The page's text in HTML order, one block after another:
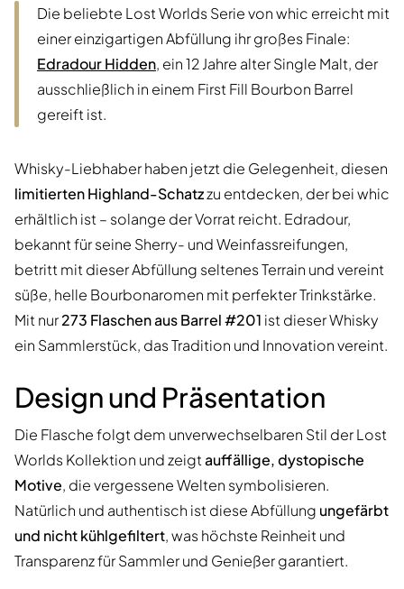
Die beliebte Lost Worlds Serie von whic erreicht mit
einer einzigartigen Abfüllung ihr großes Finale:
Edradour Hidden, ein 12 Jahre alter Single Malt, der
ausschließlich in einem First Fill Bourbon Barrel
gereift ist.
Whisky-Liebhaber haben jetzt die Gelegenheit, diesen
limitierten Highland-Schatzzu entdecken, der bei whic
erhältlich ist – solange der Vorrat reicht. Edradour,
bekannt für seine Sherry- und Weinfassreifungen,
betritt mit dieser Abfüllung seltenes Terrain und vereint
süße, helle Bourbonaromen mit perfekter Trinkstärke.
Mit nur273 Flaschen aus Barrel #201 ist dieser Whisky
ein Sammlerstück, das Tradition und Innovation vereint.
Design und Präsentation
Die Flasche folgt dem unverwechselbaren Stil der Lost
Worlds Kollektion und zeigtauffällige, dystopische
Motive, die vergessene Welten symbolisieren.
Natürlich und authentisch ist diese Abfüllung ungefärbt
und nicht kühlgefiltert, was höchste Reinheit und
Transparenz für Sammler und Genießer garantiert.